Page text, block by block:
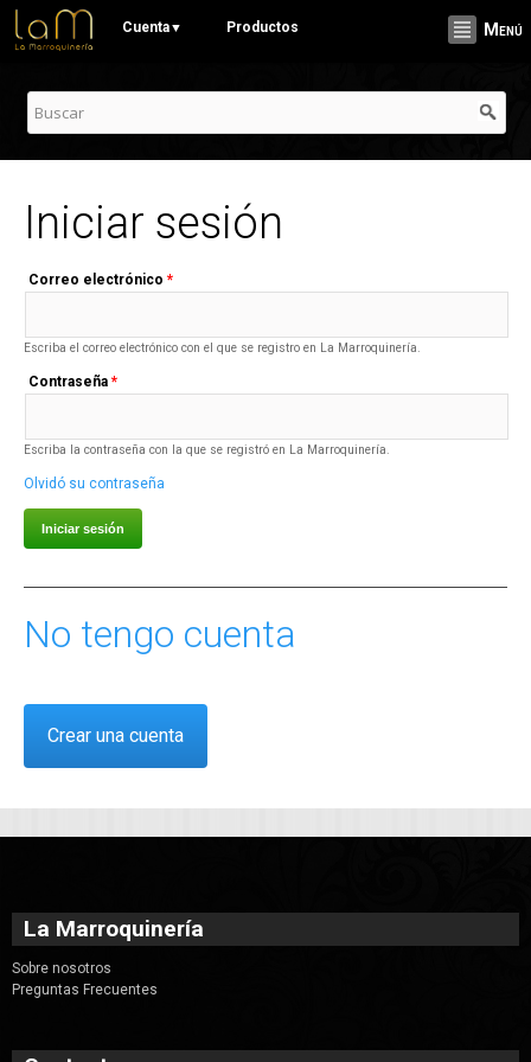
contenido
Cuenta▼ Productos Menú
Iniciar sesión
Correo electrónico *
Escriba el correo electrónico con el que se registro en La Marroquinería.
Contraseña *
Escriba la contraseña con la que se registró en La Marroquinería.
Olvidó su contraseña
No tengo cuenta
Crear una cuenta
La Marroquinería
Sobre nosotros
Preguntas Frecuentes